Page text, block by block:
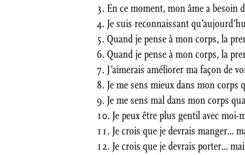
En ce moment, mon âme a besoin
Je suis reconnaissant
Quand je pense à mon corps, la
Quand je pense à mon corps, la
J’aimerais améliorer ma façon de
Je me sens mieux dans mon corps
Je me sens mal dans mon corps
Je peux être plus gentil avec moi-
Je crois que je devrais manger…
Je crois que je devrais porter…